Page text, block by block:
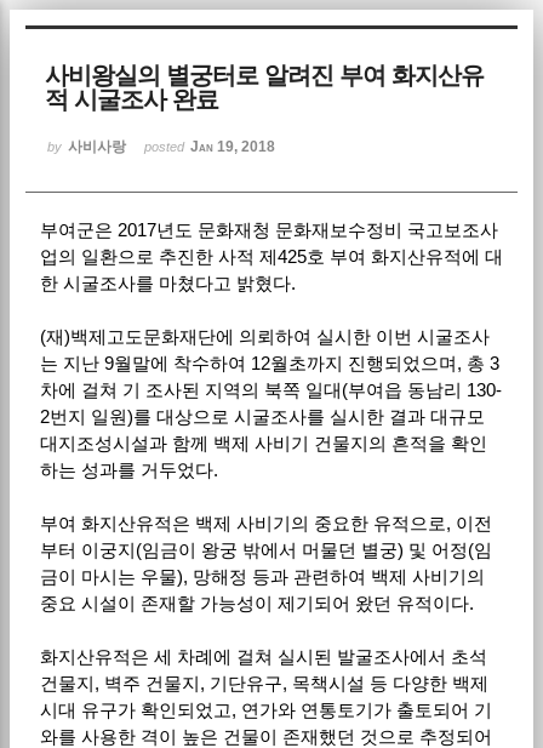
사비왕실의 별궁터로 알려진 부여 화지산유
적 시굴조사 완료
by 사비사랑 posted Jan 19, 2018
부여군은 2017년도 문화재청 문화재보수정비 국고보조사
업의 일환으로 추진한 사적 제425호 부여 화지산유적에 대
한 시굴조사를 마쳤다고 밝혔다.
(재)백제고도문화재단에 의뢰하여 실시한 이번 시굴조사
는 지난 9월말에 착수하여 12월초까지 진행되었으며, 총 3
차에 걸쳐 기 조사된 지역의 북쪽 일대(부여읍 동남리 130-
2번지 일원)를 대상으로 시굴조사를 실시한 결과 대규모
대지조성시설과 함께 백제 사비기 건물지의 흔적을 확인
하는 성과를 거두었다.
부여 화지산유적은 백제 사비기의 중요한 유적으로, 이전
부터 이궁지(임금이 왕궁 밖에서 머물던 별궁) 및 어정(임
금이 마시는 우물), 망해정 등과 관련하여 백제 사비기의
중요 시설이 존재할 가능성이 제기되어 왔던 유적이다.
화지산유적은 세 차례에 걸쳐 실시된 발굴조사에서 초석
건물지, 벽주 건물지, 기단유구, 목책시설 등 다양한 백제
시대 유구가 확인되었고, 연가와 연통토기가 출토되어 기
와를 사용한 격이 높은 건물이 존재했던 것으로 추정되어
Sketchbook5, 스케치북5
Sketchbook5, 스케치북5